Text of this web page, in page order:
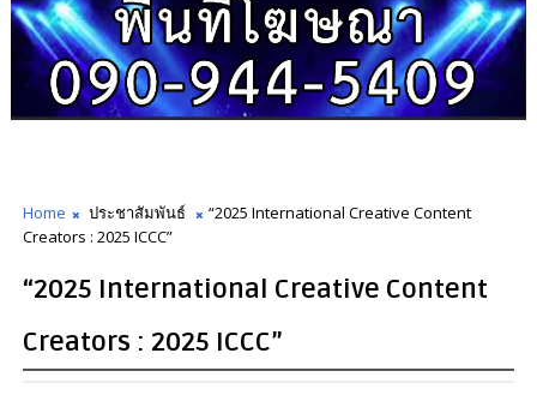
Home ประชาสัมพันธ์
“2025 International Creative Content
Creators : 2025 ICCC”
“2025 International Creative Content
Creators : 2025 ICCC”